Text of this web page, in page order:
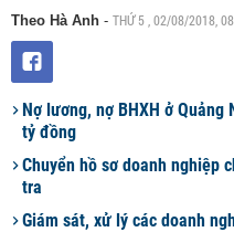
Theo Hà Anh - THỨ 5 , 02/08/2018,
Nợ lương, nợ BHXH ở
tỷ đồng
Chuyển hồ sơ doanh nghiệp
tra
Giám sát, xử lý các doanh